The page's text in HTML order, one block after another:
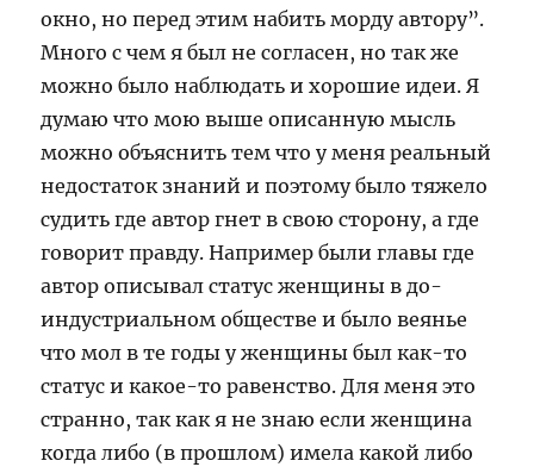
окно, но перед этим набить морду автору”.
Много с чем я был не согласен, но так же
можно было наблюдать и хорошие идеи. Я
думаю что мою выше описанную мысль
можно объяснить тем что у меня реальный
недостаток знаний и поэтому было тяжело
судить где автор гнет в свою сторону, а где
говорит правду. Например были главы где
автор описывал статус женщины в до-
индустриальном обществе и было веянье
что мол в те годы у женщины был как-то
статус и какое-то равенство. Для меня это
странно, так как я не знаю если женщина
когда либо (в прошлом) имела какой либо